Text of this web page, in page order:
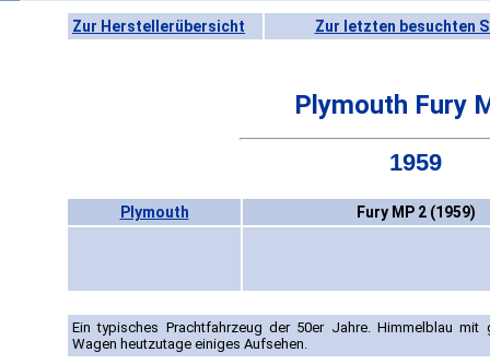
Zur Herstellerübersicht Zur letzten besuchten
Plymouth Fury
1959
Plymouth Fury MP 2 (1959)
Ein typisches Prachtfahrzeug der 50er Jahre. Himmelblau
Wagen heutzutage einiges Aufsehen.